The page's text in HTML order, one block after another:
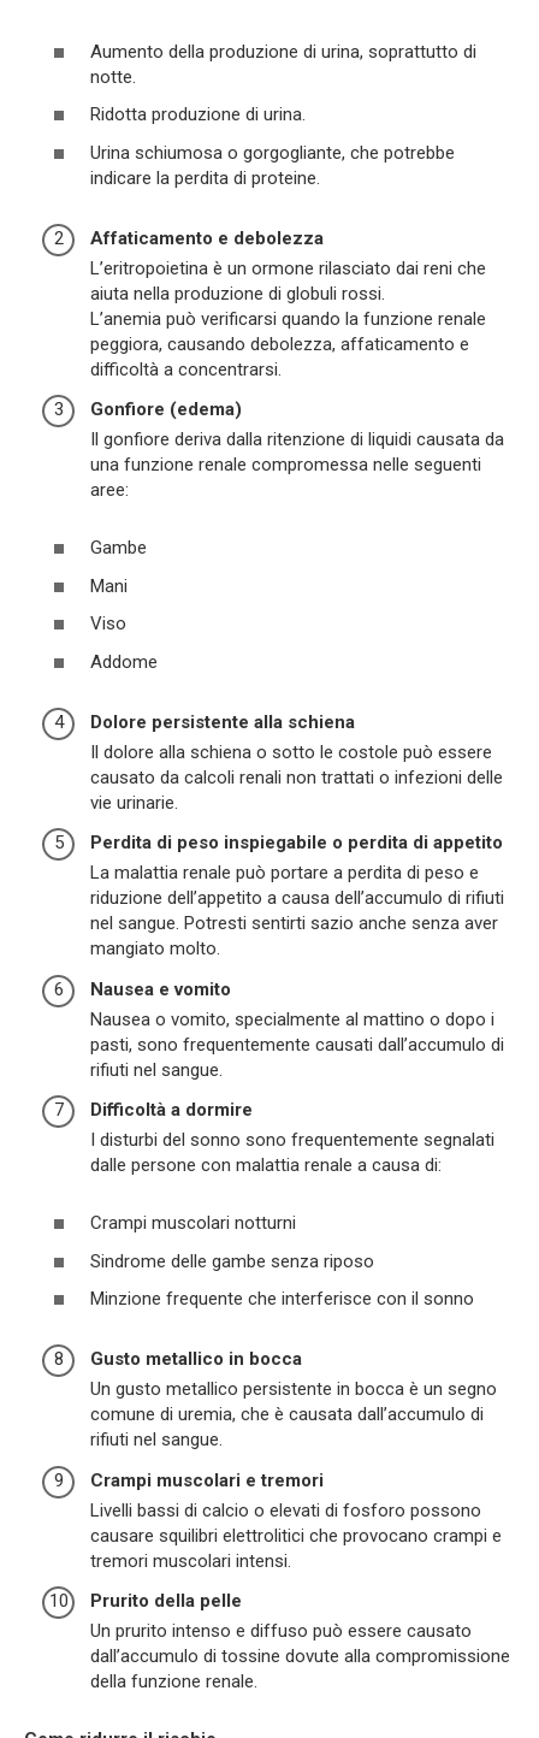
Aumento della produzione di urina, soprattutto di
notte.
Ridotta produzione di urina.
Urina schiumosa o gorgogliante, che potrebbe
indicare la perdita di proteine.
Affaticamento e debolezza
L’eritropoietina è un ormone rilasciato dai reni che
aiuta nella produzione di globuli rossi.
L’anemia può verificarsi quando la funzione renale
peggiora, causando debolezza, affaticamento e
difficoltà a concentrarsi.
Gonfiore (edema)
Il gonfiore deriva dalla ritenzione di liquidi causata da
una funzione renale compromessa nelle seguenti
aree:
Gambe
Mani
Viso
Addome
Dolore persistente alla schiena
Il dolore alla schiena o sotto le costole può essere
causato da calcoli renali non trattati o infezioni delle
vie urinarie.
Perdita di peso inspiegabile o perdita di appetito
La malattia renale può portare a perdita di peso e
riduzione dell’appetito a causa dell’accumulo di rifiuti
nel sangue. Potresti sentirti sazio anche senza aver
mangiato molto.
Nausea e vomito
Nausea o vomito, specialmente al mattino o dopo i
pasti, sono frequentemente causati dall’accumulo di
rifiuti nel sangue.
Difficoltà a dormire
I disturbi del sonno sono frequentemente segnalati
dalle persone con malattia renale a causa di:
Crampi muscolari notturni
Sindrome delle gambe senza riposo
Minzione frequente che interferisce con il sonno
Gusto metallico in bocca
Un gusto metallico persistente in bocca è un segno
comune di uremia, che è causata dall’accumulo di
rifiuti nel sangue.
Crampi muscolari e tremori
Livelli bassi di calcio o elevati di fosforo possono
causare squilibri elettrolitici che provocano crampi e
tremori muscolari intensi.
Prurito della pelle
Un prurito intenso e diffuso può essere causato
dall’accumulo di tossine dovute alla compromissione
della funzione renale.